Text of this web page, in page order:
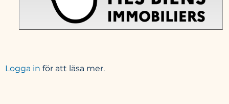
Logga in för att läsa mer.